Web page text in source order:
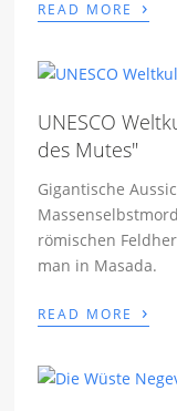
READ MORE ›
UNESCO
des Mutes"
Gigantische
römischen
man in Masada.
READ MORE ›